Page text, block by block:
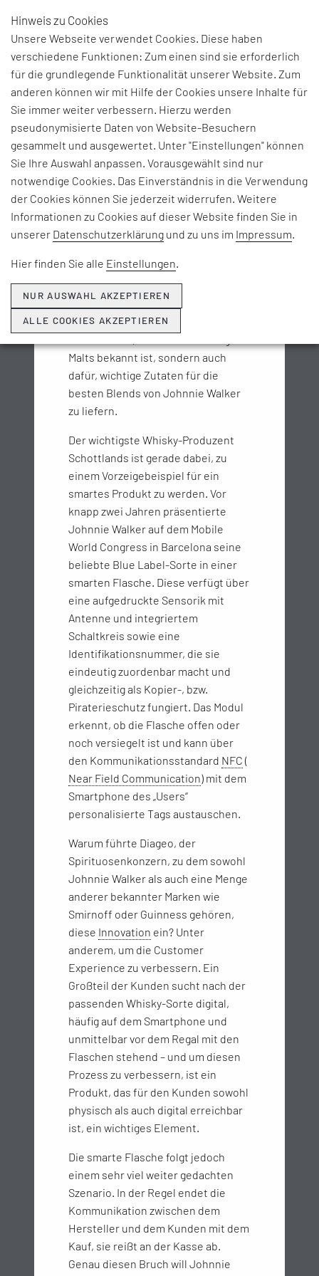
KAPITEL 2
Speyside, Schottland
Auf einen Drink in Cardhu
Nicht nur dieSmart Productsauf
einem modernen Flughafen haben
uns nach Schottland geführt. Nach
knapp vier Stunden Fahrt durch die
der Highlands sind wir in Speyside,
dem Herzen der schottischen
Whisky-Industrie. Unser Ziel ist die
Destillerie Cardhu, die nicht nur für
Malts bekannt ist, sondern auch
dafür, wichtige Zutaten für die
besten Blends von Johnnie Walker
zu liefern.
Der wichtigste Whisky-Produzent
Schottlands ist gerade dabei, zu
einem Vorzeigebeispiel für ein
smartes Produkt zu werden. Vor
knapp zwei Jahren präsentierte
Johnnie Walker auf dem Mobile
World Congress in Barcelona seine
beliebte Blue Label-Sorte in einer
smarten Flasche. Diese verfügt über
eine aufgedruckte Sensorik mit
Antenne und integriertem
Schaltkreis sowie eine
Identifikationsnummer, die sie
eindeutig zuordenbar macht und
gleichzeitig als Kopier-, bzw.
Piraterieschutz fungiert. Das Modul
erkennt, ob die Flasche offen oder
noch versiegelt ist und kann über
den Kommunikationsstandard NFC (
Near Field Communication) mit dem
Smartphone des „Users“
personalisierte Tags austauschen.
Warum führte Diageo, der
Spirituosenkonzern, zu dem sowohl
Johnnie Walker als auch eine Menge
anderer bekannter Marken wie
Smirnoff oder Guinness gehören,
diese Innovation ein? Unter
anderem, um die Customer
Experience zu verbessern. Ein
Großteil der Kunden sucht nach der
passenden Whisky-Sorte digital,
häufig auf dem Smartphone und
unmittelbar vor dem Regal mit den
Flaschen stehend – und um diesen
Prozess zu verbessern, ist ein
Produkt, das für den Kunden sowohl
physisch als auch digital erreichbar
ist, ein wichtiges Element.
Die smarte Flasche folgt jedoch
einem sehr viel weiter gedachten
Szenario. In der Regel endet die
Kommunikation zwischen dem
Hersteller und dem Kunden mit dem
Kauf, sie reißt an der Kasse ab.
Genau diesen Bruch will Johnnie
Hinweis zu Cookies
Unsere Webseite verwendet Cookies. Diese haben
verschiedene Funktionen: Zum einen sind sie erforderlich
für die grundlegende Funktionalität unserer Website. Zum
anderen können wir mit Hilfe der Cookies unsere Inhalte für
Sie immer weiter verbessern. Hierzu werden
pseudonymisierte Daten von Website-Besuchern
gesammelt und ausgewertet. Unter "Einstellungen" können
Sie Ihre Auswahl anpassen. Vorausgewählt sind nur
notwendige Cookies. Das Einverständnis in die Verwendung
der Cookies können Sie jederzeit widerrufen. Weitere
Informationen zu Cookies auf dieser Website finden Sie in
unserer Datenschutzerklärung und zu uns im Impressum.
Hier finden Sie alle Einstellungen.
NUR AUSWAHL AKZEPTIEREN
ALLE COOKIES AKZEPTIEREN